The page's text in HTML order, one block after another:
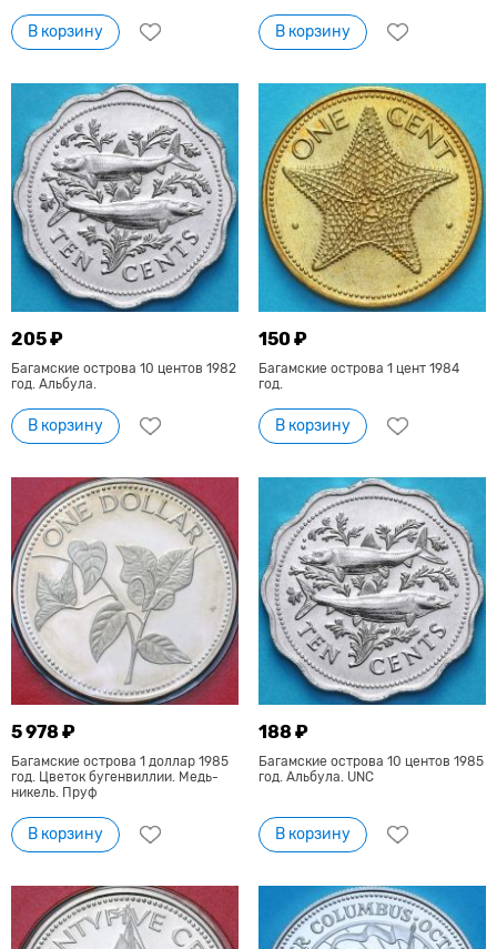
В корзину В корзину
205 ₽
Багамские острова 10 центов 1982
год. Альбула.
В корзину
150 ₽
Багамские острова 1 цент 1984
год.
В корзину
5 978 ₽
Багамские острова 1 доллар 1985
год. Цветок бугенвиллии. Медь-
никель. Пруф
В корзину
188 ₽
Багамские острова 10 центов 1985
год. Альбула. UNC
В корзину